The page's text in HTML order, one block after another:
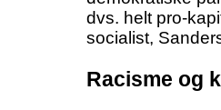
dvs. helt pro-
socialist,
Racisme og